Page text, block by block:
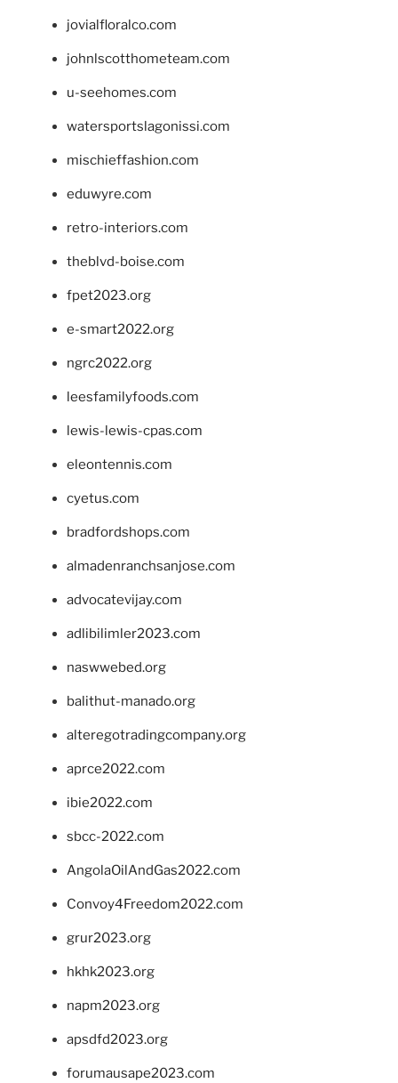
jovialfloralco.com
johnlscotthometeam.com
u-seehomes.com
watersportslagonissi.com
mischieffashion.com
eduwyre.com
retro-interiors.com
theblvd-boise.com
fpet2023.org
e-smart2022.org
ngrc2022.org
leesfamilyfoods.com
lewis-lewis-cpas.com
eleontennis.com
cyetus.com
bradfordshops.com
almadenranchsanjose.com
advocatevijay.com
adlibilimler2023.com
naswwebed.org
balithut-manado.org
alteregotradingcompany.org
aprce2022.com
ibie2022.com
sbcc-2022.com
AngolaOilAndGas2022.com
Convoy4Freedom2022.com
grur2023.org
hkhk2023.org
napm2023.org
apsdfd2023.org
forumausape2023.com